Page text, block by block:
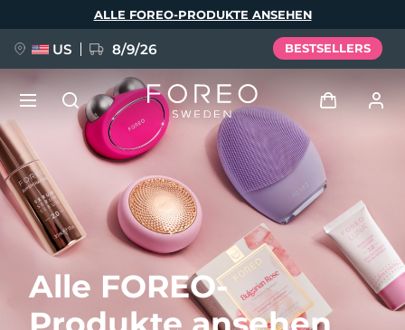
Alle FOREO-
ALLE FOREO-PRODUKTE ANSEHEN
US 8/9/26 BESTSELLERS
Anmelden
Benutzerkonto
Meine Geräte
Meine Bestellungen
NEU
FAQ™ Pure Beauty-Tech Elixir
BREAKING NEWS
Sprache
English Deutsch
Español
Français
Italiano
Português
Polski
Svenska
Русский